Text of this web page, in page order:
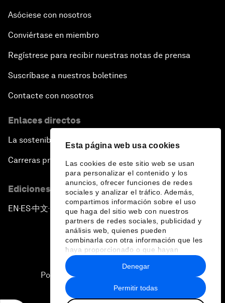
Esta página web usa cookies
Las cookies de este sitio web se usan
para personalizar el contenido y los
anuncios, ofrecer funciones de redes
sociales y analizar el tráfico. Además,
compartimos información sobre el uso
que haga del sitio web con nuestros
partners de redes sociales, publicidad y
análisis web, quienes pueden
combinarla con otra información que les
haya proporcionado o que hayan
recopilado a partir del uso que haya
hecho de sus servicios.
Permitir todas
Denegar
Asóciese con nosotros
Conviértase en miembro
Regístrese para recibir nuestras notas de prensa
Suscríbase a nuestros boletines
Contacte con nosotros
Enlaces directos
La sostenibilidad en el Foro
Carreras profesionales
Ediciones en otros idiomas
EN ▪ES▪中文▪ 日本語
Política de privacidad y normas de uso
Sitemap